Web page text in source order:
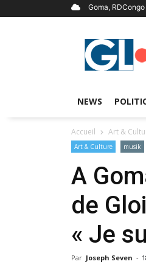
Goma, RDCongo
NEWS
Accueil Art &
Art & Culture musik
A
de
« Je
Par Joseph Seven -